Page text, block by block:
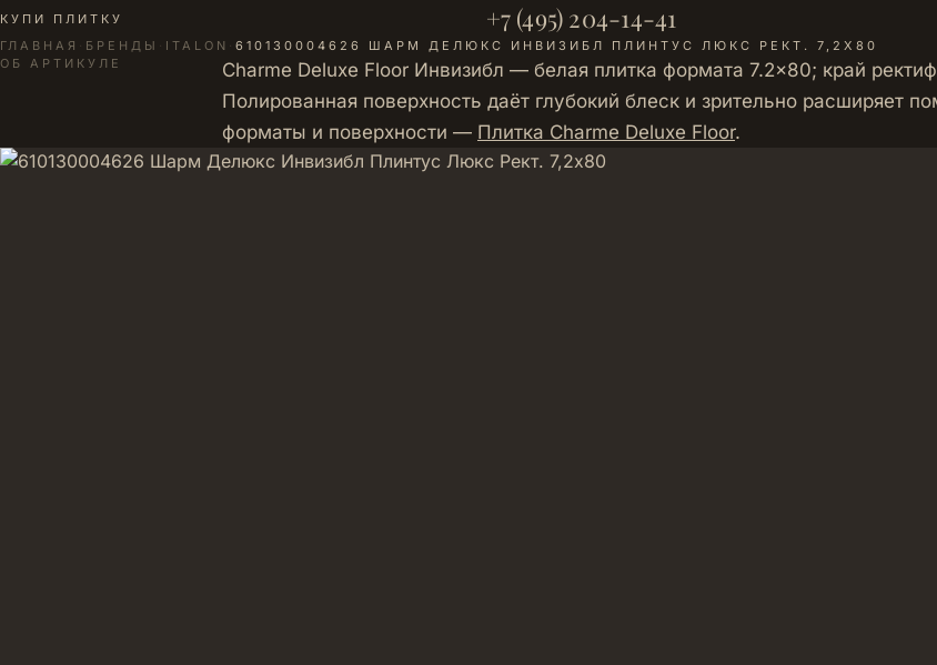
КУПИ ПЛИТКУ +7 (495) 204-14-41
ГЛАВНАЯ · БРЕНДЫ · ITALON · 610130004626 ШАРМ ДЕЛЮКС ИНВИЗИБЛ ПЛИНТУС ЛЮКС РЕКТ. 7,2Х80
ОБ АРТИКУЛЕ
Charme Deluxe Floor Инвизибл — белая плитка формата 7.2×80; край
Полированная поверхность даёт глубокий блеск и зрительно
форматы и поверхности — Плитка Charme Deluxe Floor.